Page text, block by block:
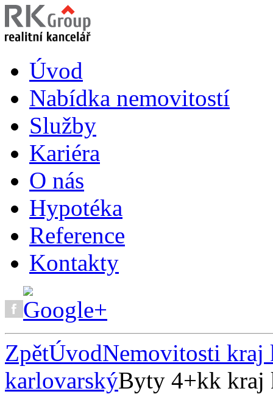
Úvod
Nabídka nemovitostí
Služby
Kariéra
O nás
Hypotéka
Reference
Kontakty
ZpětÚvodNemovitosti kraj
karlovarskýByty 4+kk kraj